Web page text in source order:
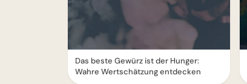
Das beste Gewürz ist der Hunger:
Wahre Wertschätzung entdecken